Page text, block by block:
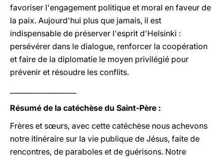
favoriser l'engagement politique et moral en faveur de
la paix. Aujourd'hui plus que jamais, il est
indispensable de préserver l'esprit d'Helsinki :
persévérer dans le dialogue, renforcer la coopération
et faire de la diplomatie le moyen privilégié pour
prévenir et résoudre les conflits.
Résumé de la catéchèse du Saint-Père :
Frères et sœurs, avec cette catéchèse nous achevons
notre itinéraire sur la vie publique de Jésus, faite de
rencontres, de paraboles et de guérisons. Notre